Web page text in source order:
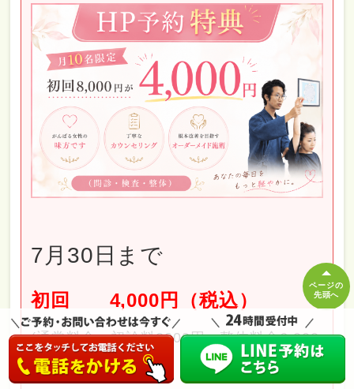
7月30日まで
初回 4,000円（税込）
(通常料金：初診料2000円＋整体料金6,000
円）
ページの
先頭へ